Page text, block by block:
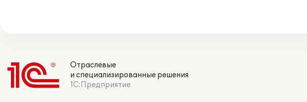
Отраслевые
и специализированные решения
1С:Предприятие